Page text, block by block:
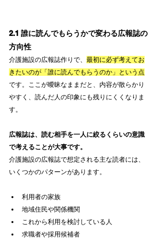
2.1 誰に読んでもらうかで変わる広報誌の
方向性
介護施設の広報誌作りで、 最初に必ず考えてお
きたいのが「誰に読んでもらうのか」という点
です。ここが曖昧なままだと、内容が散らかり
やすく、読んだ人の印象にも残りにくくなりま
す。
広報誌は、読む相手を一人に絞るくらいの意識
で考えることが大事です。
介護施設の広報誌で想定される主な読者には、
いくつかのパターンがあります。
利用者の家族
地域住民や関係機関
これから利用を検討している人
求職者や採用候補者